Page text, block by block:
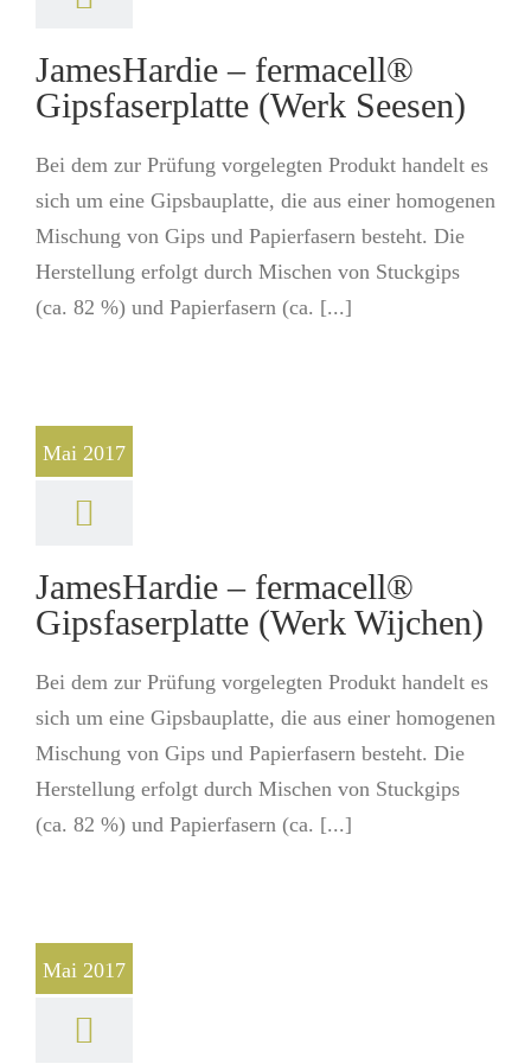
JamesHardie – fermacell®
Gipsfaserplatte (Werk Seesen)
Bei dem zur Prüfung vorgelegten Produkt handelt es
sich um eine Gipsbauplatte, die aus einer homogenen
Mischung von Gips und Papierfasern besteht. Die
Herstellung erfolgt durch Mischen von Stuckgips
(ca. 82 %) und Papierfasern (ca. [...]
Mai 2017
JamesHardie – fermacell®
Gipsfaserplatte (Werk Wijchen)
Bei dem zur Prüfung vorgelegten Produkt handelt es
sich um eine Gipsbauplatte, die aus einer homogenen
Mischung von Gips und Papierfasern besteht. Die
Herstellung erfolgt durch Mischen von Stuckgips
(ca. 82 %) und Papierfasern (ca. [...]
Mai 2017